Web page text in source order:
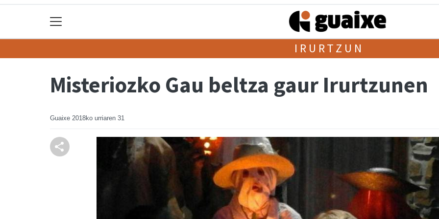
IRURTZUN
Misteriozko Gau beltza gaur Irurtzunen
Guaixe 2018ko urriaren 31